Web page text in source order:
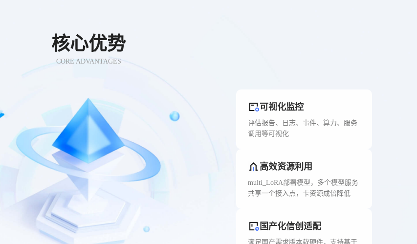
核心优势
CORE ADVANTAGES
可视化监控
评估报告、日志、事件、算力、服务
调用等可视化
高效资源利用
multi_LoRA部署模型，多个模型服务
共享一个接入点，卡资源成倍降低
国产化信创适配
满足国产需求版本软硬件，支持基于